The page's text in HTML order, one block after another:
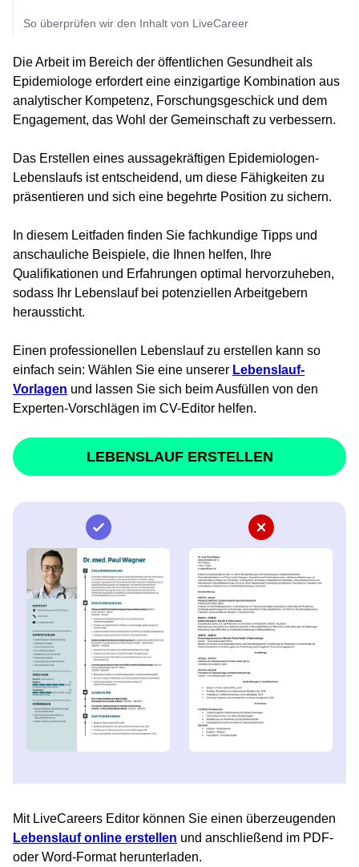
So überprüfen wir den Inhalt von LiveCareer
Die Arbeit im Bereich der öffentlichen Gesundheit als
Epidemiologe erfordert eine einzigartige Kombination aus
analytischer Kompetenz, Forschungsgeschick und dem
Engagement, das Wohl der Gemeinschaft zu verbessern.
Das Erstellen eines aussagekräftigen Epidemiologen-
Lebenslaufs ist entscheidend, um diese Fähigkeiten zu
präsentieren und sich eine begehrte Position zu sichern.
In diesem Leitfaden finden Sie fachkundige Tipps und
anschauliche Beispiele, die Ihnen helfen, Ihre
Qualifikationen und Erfahrungen optimal hervorzuheben,
sodass Ihr Lebenslauf bei potenziellen Arbeitgebern
heraussticht.
Einen professionellen Lebenslauf zu erstellen kann so
einfach sein: Wählen Sie eine unserer Lebenslauf-
Vorlagen und lassen Sie sich beim Ausfüllen von den
Experten-Vorschlägen im CV-Editor helfen.
LEBENSLAUF ERSTELLEN
Mit LiveCareers Editor können Sie einen überzeugenden
Lebenslauf online erstellen und anschließend im PDF-
oder Word-Format herunterladen.